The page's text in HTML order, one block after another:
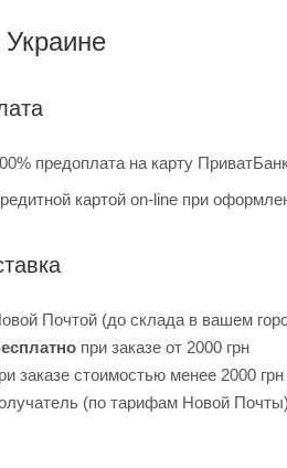
предоплата на карту
картой on-line при
Почтой (до склада в вашем
при заказе от 2000 грн
заказе стоимостью менее 2000
(по тарифам Новой Почты)